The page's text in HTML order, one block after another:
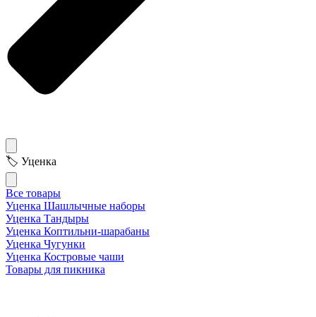
🏷 Уценка
Все товары
Уценка Шашлычные наборы
Уценка Тандыры
Уценка Коптильни-шарабаны
Уценка Чугунки
Уценка Костровые чаши
Товары для пикника